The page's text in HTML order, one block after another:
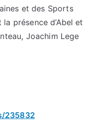
et des Sports
présence d’Abel et
Joachim Lege
235832